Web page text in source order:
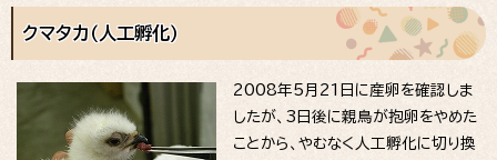
クマタカ（人工孵化）
2008年5月21日に産卵を確認しま
したが、3日後に親鳥が抱卵をやめた
ことから、やむなく人工孵化に切り換